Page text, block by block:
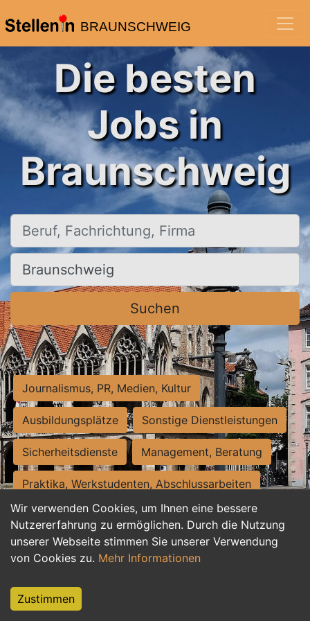
BRAUNSCHWEIG
Wir verwenden Cookies, um Ihnen eine bessere
Nutzererfahrung zu ermöglichen. Durch die Nutzung
unserer Webseite stimmen Sie unserer Verwendung
von Cookies zu. Mehr Informationen
Zustimmen
Die besten
Jobs in
Braunschweig
Beruf, Fachrichtung, Firma
Ort, Stadt
Suchen
Journalismus, PR, Medien, Kultur
Ausbildungsplätze Sonstige Dienstleistungen
Sicherheitsdienste Management, Beratung
Praktika, Werkstudenten, Abschlussarbeiten
Personalwesen Assistenz, Sekretariat
Hilfskräfte, Aushilfs- und Nebenjobs
Weiterbildung, Studium, duale Ausbildung